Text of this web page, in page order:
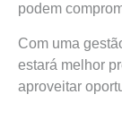
podem
Com uma
estará melhor
aproveitar